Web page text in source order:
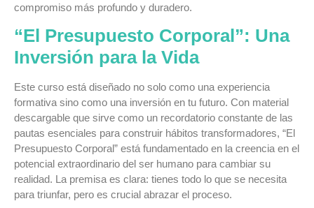
compromiso más profundo y duradero.
“El Presupuesto Corporal”: Una
Inversión para la Vida
Este curso está diseñado no solo como una experiencia
formativa sino como una inversión en tu futuro. Con material
descargable que sirve como un recordatorio constante de las
pautas esenciales para construir hábitos transformadores, “El
Presupuesto Corporal” está fundamentado en la creencia en el
potencial extraordinario del ser humano para cambiar su
realidad. La premisa es clara: tienes todo lo que se necesita
para triunfar, pero es crucial abrazar el proceso.